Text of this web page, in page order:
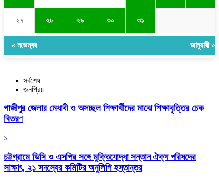
২৭ ২৮ ২৯ ৩০ ৩১
« নভেম্বর জানুয়ারী »
সর্বশেষ
জনপ্রিয়
গাজীপুর জেলার মেধাবী ও অসচ্ছল শিক্ষার্থীদের মাঝে শিক্ষাবৃত্তির চেক
বিতরণ
১
চট্টগ্রামে ডিসি ও এসপির সঙ্গে মুক্তিযোদ্ধা সন্তান ঐক্য পরিষদের
সাক্ষাৎ, ২১ সদস্যের কমিটির অনুলিপি হস্তান্তর